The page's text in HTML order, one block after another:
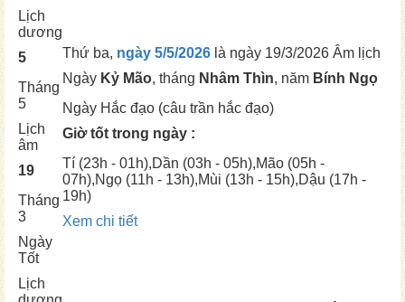
Lịch
dương
5
Tháng
5
Lịch
âm
19
Tháng
3
Ngày
Tốt
Thứ ba, ngày 5/5/2026 là ngày 19/3/2026 Âm lịch
Ngày Kỷ Mão, tháng Nhâm Thìn, năm Bính Ngọ
Ngày Hắc đạo (câu trần hắc đạo)
Giờ tốt trong ngày :
Tí (23h - 01h),Dần (03h - 05h),Mão (05h -
07h),Ngọ (11h - 13h),Mùi (13h - 15h),Dậu (17h -
19h)
Xem chi tiết
Lịch